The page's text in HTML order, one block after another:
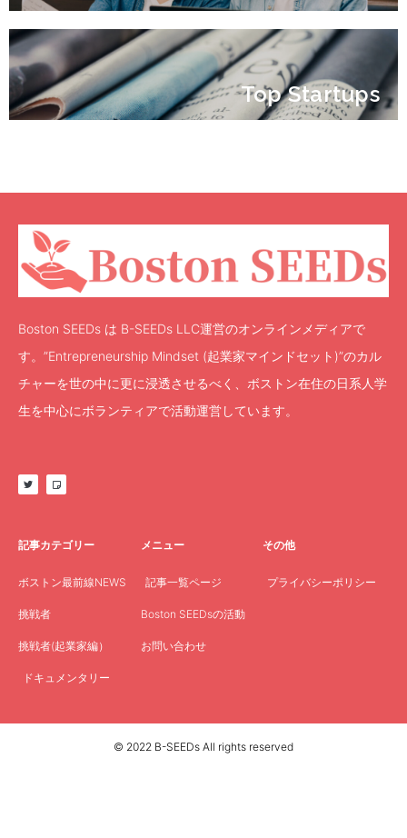
Top Startups
Boston SEEDs は B-SEEDs LLC運営のオンラインメディアで
す。”Entrepreneurship Mindset (起業家マインドセット)”のカル
チャーを世の中に更に浸透させるべく、ボストン在住の日系人学
生を中心にボランティアで活動運営しています。
記事カテゴリー
ボストン最前線NEWS
挑戦者
挑戦者(起業家編）
ドキュメンタリー
メニュー
記事一覧ページ
Boston SEEDsの活動
お問い合わせ
その他
プライバシーポリシー
© 2022 B-SEEDs All rights reserved